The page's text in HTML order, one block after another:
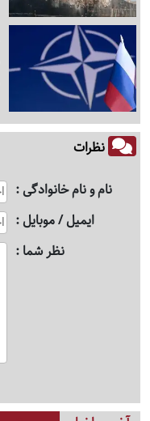
نظرات
نام و نام خانوادگی
ایمیل / موبایل
نظر شما